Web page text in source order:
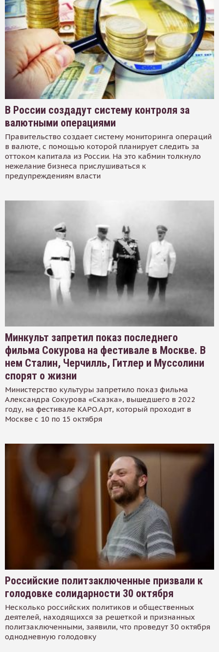
В России создадут систему контроля за
валютными операциями
Правительство создает систему мониторинга операций
в валюте, с помощью которой планирует следить за
оттоком капитала из России. На это кабмин толкнуло
нежелание бизнеса прислушиваться к
предупреждениям власти
Минкульт запретил показ последнего
фильма Сокурова на фестивале в Москве. В
нем Сталин, Черчилль, Гитлер и Муссолини
спорят о жизни
Министерство культуры запретило показ фильма
Александра Сокурова «Сказка», вышедшего в 2022
году, на фестивале КАРО.Арт, который проходит в
Москве с 10 по 15 октября
Российские политзаключенные призвали к
голодовке солидарности 30 октября
Несколько российских политиков и общественных
деятелей, находящихся за решеткой и признанных
политзаключенными, заявили, что проведут 30 октября
однодневную голодовку